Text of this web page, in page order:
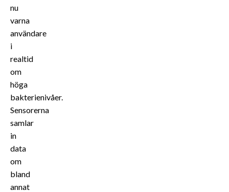
nu
varna
användare
i
realtid
om
höga
bakterienivåer.
Sensorerna
samlar
in
data
om
bland
annat